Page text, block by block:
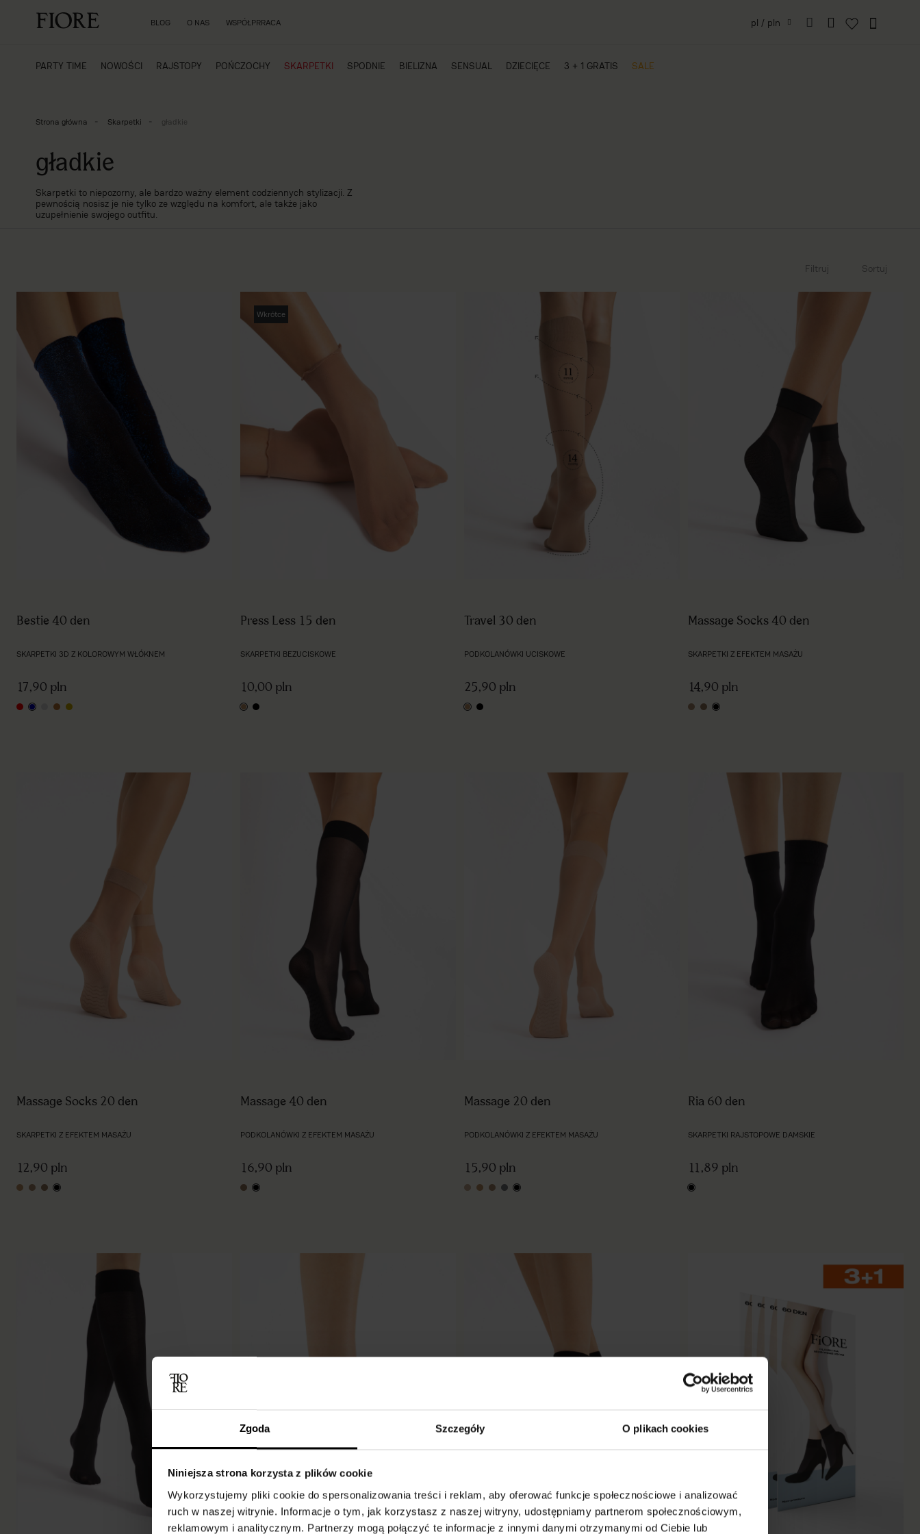
Zgoda Szczegóły O plikach cookies
Niniejsza strona korzysta z plików cookie
Wykorzystujemy pliki cookie do spersonalizowania treści i reklam, aby oferować funkcje społecznościowe i analizować
ruch w naszej witrynie. Informacje o tym, jak korzystasz z naszej witryny, udostępniamy partnerom społecznościowym,
reklamowym i analitycznym. Partnerzy mogą połączyć te informacje z innymi danymi otrzymanymi od Ciebie lub
BLOG O NAS WSPÓŁPRRACA pl / pln
PARTY TIME NOWOŚCI RAJSTOPY POŃCZOCHY SKARPETKI SPODNIE BIELIZNA SENSUAL DZIECIĘCE 3 + 1 GRATIS SALE
Strona główna Skarpetki gładkie
gładkie
Skarpetki to niepozorny, ale bardzo ważny element codziennych stylizacji. Z
pewnością nosisz je nie tylko ze względu na komfort, ale także jako
uzupełnienie swojego outfitu.
Sortuj
Filtruj
Bestie 40 den
SKARPETKI 3D Z KOLOROWYM WŁÓKNEM
17,90 pln
redblue silver
copper
gold
Press Less 15 den
SKARPETKI BEZUCISKOWE
10,00 pln
light natural
black
Wkrótce
Travel 30 den
PODKOLANÓWKI UCISKOWE
25,90 pln
light natural
black
Massage Socks 40 den
SKARPETKI Z EFEKTEM MASAŻU
14,90 pln
natural
tanblack
Massage Socks 20 den
SKARPETKI Z EFEKTEM MASAŻU
12,90 pln
light natural
natural
tanblack
Massage 40 den
PODKOLANÓWKI Z EFEKTEM MASAŻU
16,90 pln
tanblack
Massage 20 den
PODKOLANÓWKI Z EFEKTEM MASAŻU
15,90 pln
nudelight natural
naturalgraphite
black
Ria 60 den
SKARPETKI RAJSTOPOWE DAMSKIE
11,89 pln
black